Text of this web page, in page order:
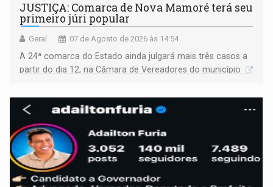
JUSTIÇA: Comarca de Nova Mamoré terá seu
primeiro júri popular
Geral 07 de Agosto de 2026 às 14:54
A 24ª comarca do Estado ainda julgará mais três casos a
partir do dia 12, na Câmara de Vereadores do município